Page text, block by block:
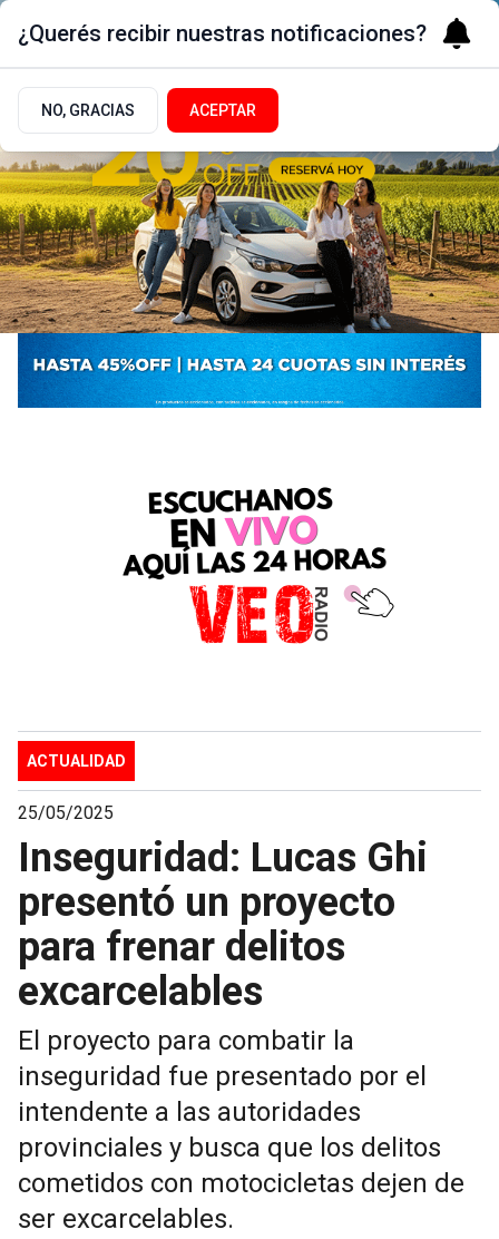
ACTUALIDAD
25/05/2025
Inseguridad: Lucas Ghi
presentó un proyecto
para frenar delitos
excarcelables
El proyecto para combatir la
inseguridad fue presentado por el
intendente a las autoridades
provinciales y busca que los delitos
cometidos con motocicletas dejen de
ser excarcelables.
¿Querés recibir nuestras notificaciones?
NO, GRACIAS ACEPTAR